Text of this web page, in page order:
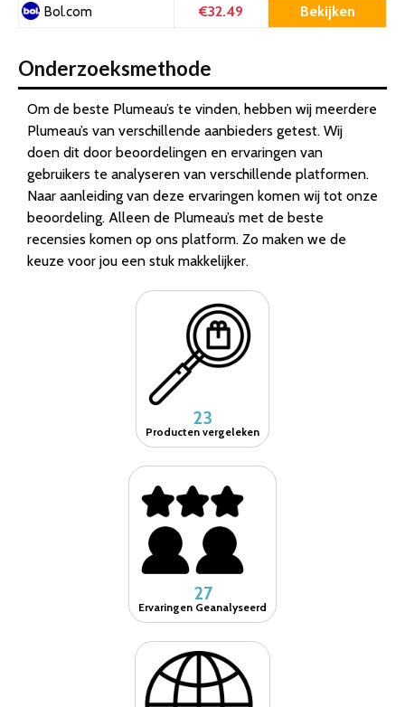
Bol.com €32.49 Bekijken
Onderzoeksmethode
Om de beste Plumeau’s te vinden, hebben wij meerdere
Plumeau’s van verschillende aanbieders getest. Wij
doen dit door beoordelingen en ervaringen van
gebruikers te analyseren van verschillende platformen.
Naar aanleiding van deze ervaringen komen wij tot onze
beoordeling. Alleen de Plumeau’s met de beste
recensies komen op ons platform. Zo maken we de
keuze voor jou een stuk makkelijker.
23
Producten vergeleken
27
Ervaringen Geanalyseerd